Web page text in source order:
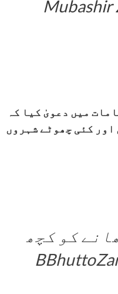
پیغامات میں دعویٰ کیا کہ
اور کئی چھوٹے شہروں
کو کچھ